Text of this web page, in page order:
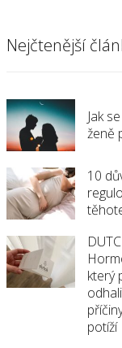
Nejčtenější
Jak
ženě
10
který
potíží